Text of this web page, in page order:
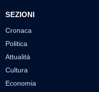
SEZIONI
Cronaca
Politica
Attualità
Cultura
Economia